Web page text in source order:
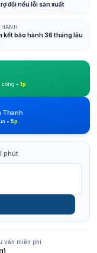
đổi nếu lỗi sản xuất
HÀNH
kết bảo hành 36 tháng lâu
công • 1p
Thanh
• 5p
phút
vấn miễn phí